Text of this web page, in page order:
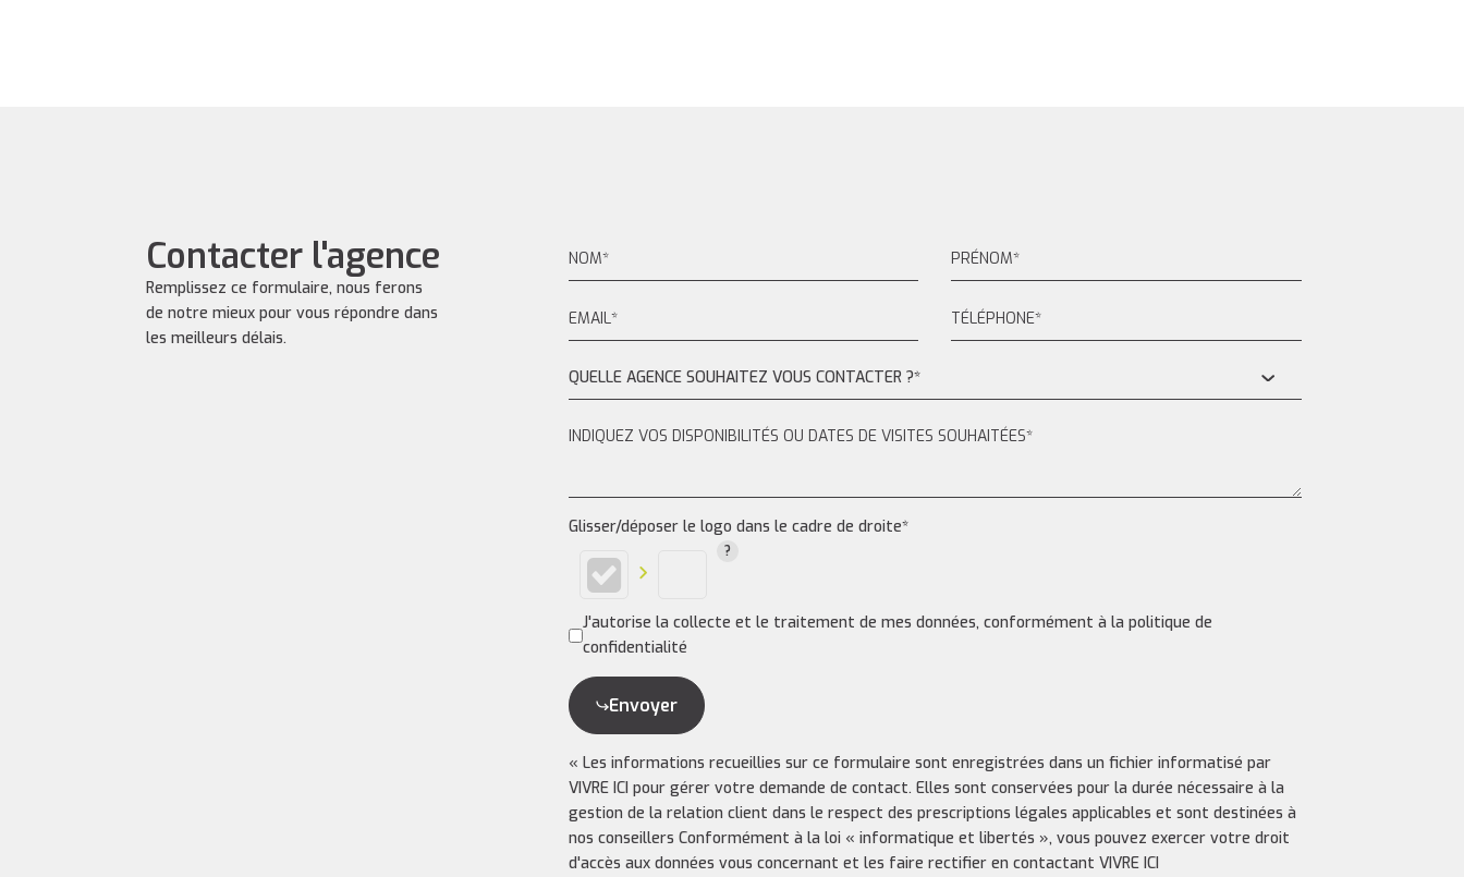
Contacter l'agence
Remplissez ce formulaire, nous ferons
de notre mieux pour vous répondre dans
les meilleurs délais.
QUELLE AGENCE SOUHAITEZ VOUS CONTACTER ?*
Glisser/déposer le logo dans le cadre de droite*
J'autorise la collecte et le traitement de mes données, conformément à la politique de
confidentialité
Envoyer
« Les informations recueillies sur ce formulaire sont enregistrées dans un fichier informatisé par
VIVRE ICI pour gérer votre demande de contact. Elles sont conservées pour la durée nécessaire à la
gestion de la relation client dans le respect des prescriptions légales applicables et sont destinées à
nos conseillers Conformément à la loi « informatique et libertés », vous pouvez exercer votre droit
d'accès aux données vous concernant et les faire rectifier en contactant VIVRE ICI